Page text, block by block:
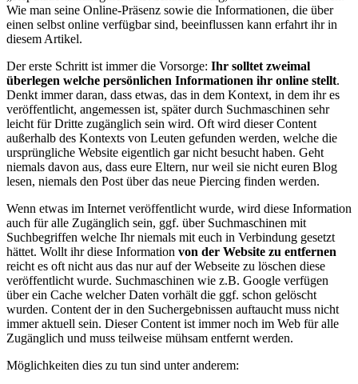
Wie man seine Online-Präsenz sowie die Informationen, die über
einen selbst online verfügbar sind, beeinflussen kann erfahrt ihr in
diesem Artikel.
Der erste Schritt ist immer die Vorsorge: Ihr solltet zweimal
überlegen welche persönlichen Informationen ihr online stellt.
Denkt immer daran, dass etwas, das in dem Kontext, in dem ihr es
veröffentlicht, angemessen ist, später durch Suchmaschinen sehr
leicht für Dritte zugänglich sein wird. Oft wird dieser Content
außerhalb des Kontexts von Leuten gefunden werden, welche die
ursprüngliche Website eigentlich gar nicht besucht haben. Geht
niemals davon aus, dass eure Eltern, nur weil sie nicht euren Blog
lesen, niemals den Post über das neue Piercing finden werden.
Wenn etwas im Internet veröffentlicht wurde, wird diese Information
auch für alle Zugänglich sein, ggf. über Suchmaschinen mit
Suchbegriffen welche Ihr niemals mit euch in Verbindung gesetzt
hättet. Wollt ihr diese Information von der Website zu entfernen
reicht es oft nicht aus das nur auf der Webseite zu löschen diese
veröffentlicht wurde. Suchmaschinen wie z.B. Google verfügen
über ein Cache welcher Daten vorhält die ggf. schon gelöscht
wurden. Content der in den Suchergebnissen auftaucht muss nicht
immer aktuell sein. Dieser Content ist immer noch im Web für alle
Zugänglich und muss teilweise mühsam entfernt werden.
Möglichkeiten dies zu tun sind unter anderem: